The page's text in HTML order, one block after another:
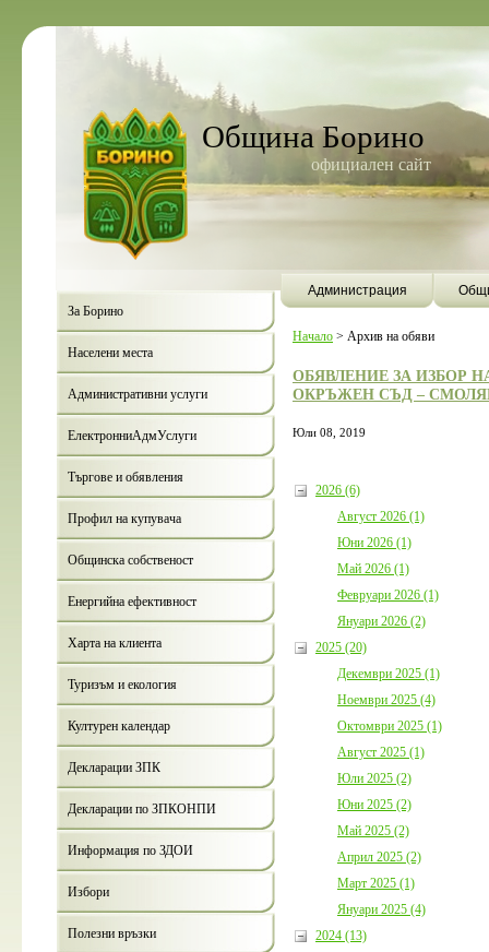
Община Борино
официален сайт
Администрация
За Борино
Населени места
Административни услуги
ЕлектронниАдмУслуги
Търгове и обявления
Профил на купувача
Общинска собственост
Енергийна ефективност
Харта на клиента
Туризъм и екология
Културен календар
Декларации ЗПК
Декларации по ЗПКОНПИ
Информация по ЗДОИ
Избори
Полезни връзки
Начало > Архив на обяви
ОБЯВЛЕНИЕ ЗА ИЗБОР
ОКРЪЖЕН СЪД – СМОЛЯН
Юли 08, 2019
2026 (6)
Август 2026 (1)
Юни 2026 (1)
Май 2026 (1)
Февруари 2026 (1)
Януари 2026 (2)
2025 (20)
Декември 2025 (1)
Ноември 2025 (4)
Октомври 2025 (1)
Август 2025 (1)
Юли 2025 (2)
Юни 2025 (2)
Май 2025 (2)
Април 2025 (2)
Март 2025 (1)
Януари 2025 (4)
2024 (13)